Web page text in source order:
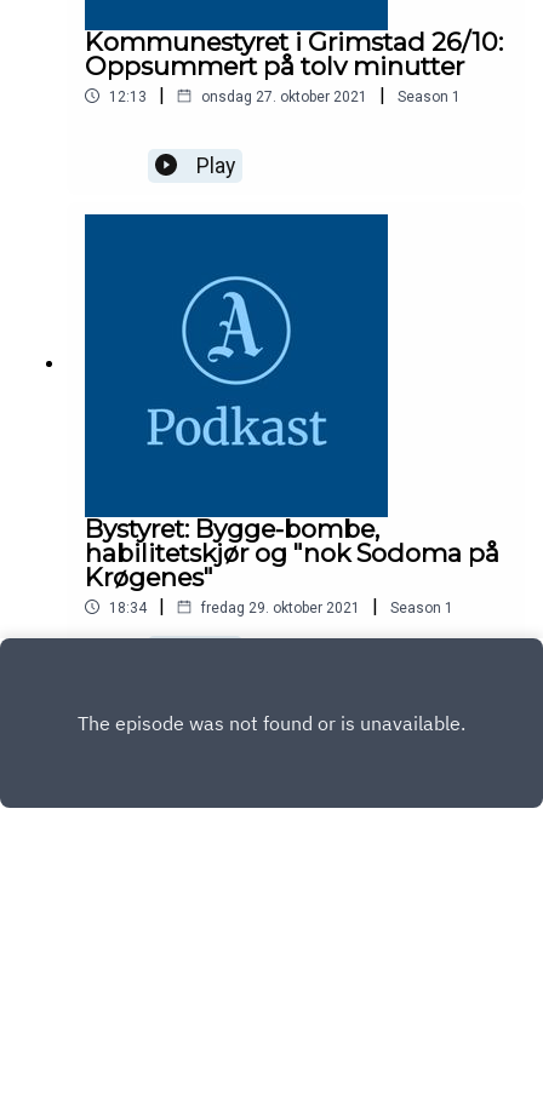
Kommunestyret i Grimstad 26/10:
Oppsummert på tolv minutter
12:13 | onsdag 27. oktober 2021 | Season 1
Play
Bystyret: Bygge-bombe,
habilitetskjør og "nok Sodoma på
Krøgenes"
18:34 | fredag 29. oktober 2021 | Season 1